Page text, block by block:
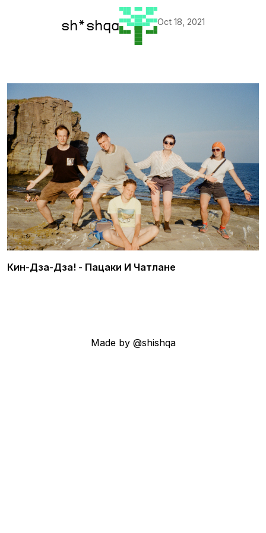
sh*shqa Oct 18, 2021
Кин-Дза-Дза! - Пацаки И Чатлане
Made by @shishqa